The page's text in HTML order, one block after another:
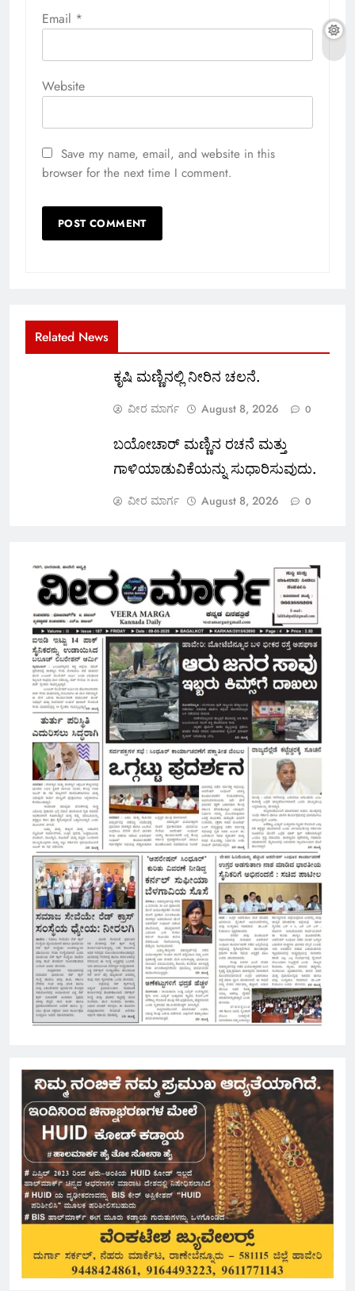
Email *
Website
Save my name, email, and website in this
browser for the next time I comment.
Related News
ಕೃಷಿ ಮಣ್ಣಿನಲ್ಲಿ ನೀರಿನ ಚಲನೆ.
ವೀರ ಮಾರ್ಗ August 8, 2026 0
ಬಯೋಚಾರ್ ಮಣ್ಣಿನ ರಚನೆ ಮತ್ತು
ಗಾಳಿಯಾಡುವಿಕೆಯನ್ನು ಸುಧಾರಿಸುವುದು.
ವೀರ ಮಾರ್ಗ August 8, 2026 0